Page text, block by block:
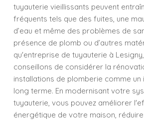
tuyauterie vieillissants peuvent
fréquents tels que des fuites, une
d’eau et même des problèmes de
présence de plomb ou d’autres
qu'entreprise de tuyauterie à
conseillons de considérer la
installations de plomberie comme un
long terme. En modernisant votre
tuyauterie, vous pouvez améliorer
énergétique de votre maison,